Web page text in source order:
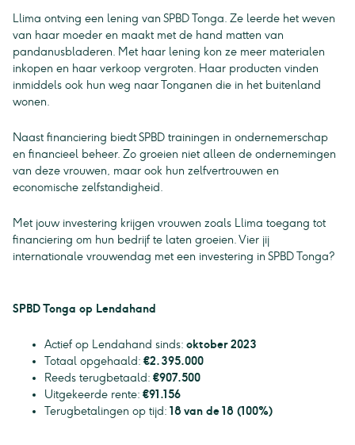
Llima ontving een lening van SPBD Tonga. Ze leerde het weven
van haar moeder en maakt met de hand matten van
pandanusbladeren. Met haar lening kon ze meer materialen
inkopen en haar verkoop vergroten. Haar producten vinden
inmiddels ook hun weg naar Tonganen die in het buitenland
wonen.
Naast financiering biedt SPBD trainingen in ondernemerschap
en financieel beheer. Zo groeien niet alleen de ondernemingen
van deze vrouwen, maar ook hun zelfvertrouwen en
economische zelfstandigheid.
Met jouw investering krijgen vrouwen zoals Llima toegang tot
financiering om hun bedrijf te laten groeien. Vier jij
internationale vrouwendag met een investering in SPBD Tonga?
SPBD Tonga op Lendahand
Actief op Lendahand sinds: oktober 2023
Totaal opgehaald: €2.395.000
Reeds terugbetaald: €907.500
Uitgekeerde rente: €91.156
Terugbetalingen op tijd: 18 van de 18 (100%)